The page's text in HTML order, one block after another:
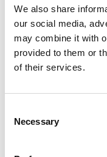
We also share
our social media,
may combine it with
provided to them or
of their services.
Selection
Necessary
In enger
B-style ein
zu liefern, das